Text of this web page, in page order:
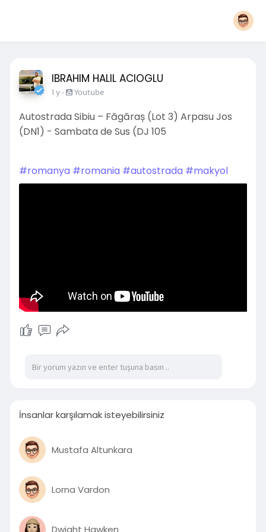
IBRAHIM HALIL ACIOGLU
1 y- Youtube
Autostrada Sibiu – Făgăraș (Lot 3) Arpasu Jos
(DN1) - Sambata de Sus (DJ 105
#romanya #romania #autostrada #makyol
İnsanlar karşılamak isteyebilirsiniz
Mustafa Altunkara
Lorna Vardon
Dwight Hawken